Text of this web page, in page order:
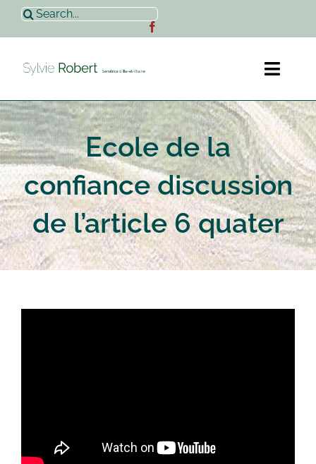
Passer
contenu
Rechercher:
Accueil
Sylvie Robert
Actualités
Contact
Ecole de la
confiance discussion
de l’article 6 quater